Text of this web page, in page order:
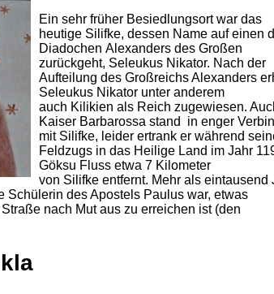
Ein sehr früher Besiedlungsort war das
heutige Silifke, dessen Name auf einen
Diadochen Alexanders des Großen
zurückgeht, Seleukus Nikator. Nach der
Aufteilung des Großreichs Alexanders
Seleukus Nikator unter anderem
auch Kilikien als Reich zugewiesen.
Kaiser Barbarossa stand in enger
mit Silifke, leider ertrank er während
Feldzugs in das Heilige Land im Jahr
Göksu Fluss etwa 7 Kilometer
von Silifke entfernt. Mehr als eintausend
des Apostels Paulus war, etwas
nach Mut aus zu erreichen ist (den